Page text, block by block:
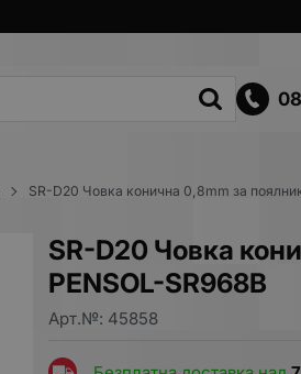
SR-D20 Човка конична 0,8mm за
SR-D20 Човка
PENSOL-SR968B
Арт.№: 45858